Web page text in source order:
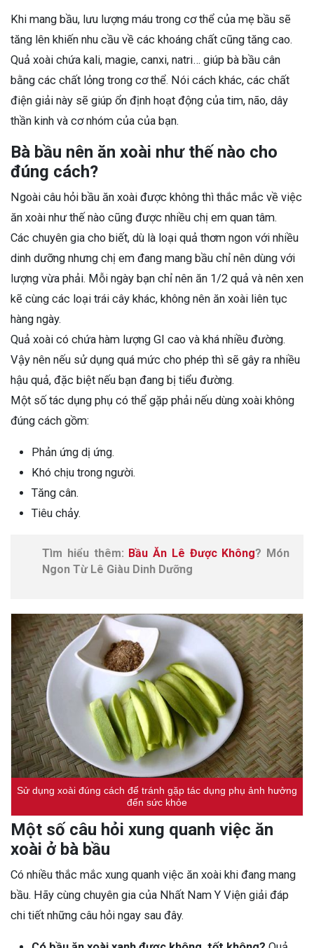
Khi mang bầu, lưu lượng máu trong cơ thể của mẹ bầu sẽ
tăng lên khiến nhu cầu về các khoáng chất cũng tăng cao.
Quả xoài chứa kali, magie, canxi, natri… giúp bà bầu cân
bằng các chất lỏng trong cơ thể. Nói cách khác, các chất
điện giải này sẽ giúp ổn định hoạt động của tim, não, dây
thần kinh và cơ nhóm của của bạn.
Bà bầu nên ăn xoài như thế nào cho
đúng cách?
Ngoài câu hỏi bầu ăn xoài được không thì thắc mắc về việc
ăn xoài như thế nào cũng được nhiều chị em quan tâm.
Các chuyên gia cho biết, dù là loại quả thơm ngon với nhiều
dinh dưỡng nhưng chị em đang mang bầu chỉ nên dùng với
lượng vừa phải. Mỗi ngày bạn chỉ nên ăn 1/2 quả và nên xen
kẽ cùng các loại trái cây khác, không nên ăn xoài liên tục
hàng ngày.
Quả xoài có chứa hàm lượng GI cao và khá nhiều đường.
Vậy nên nếu sử dụng quá mức cho phép thì sẽ gây ra nhiều
hậu quả, đặc biệt nếu bạn đang bị tiểu đường.
Một số tác dụng phụ có thể gặp phải nếu dùng xoài không
đúng cách gồm:
Phản ứng dị ứng.
Khó chịu trong người.
Tăng cân.
Tiêu chảy.
Tìm hiểu thêm: Bầu Ăn Lê Được Không? Món
Ngon Từ Lê Giàu Dinh Dưỡng
Sử dụng xoài đúng cách để tránh gặp tác dụng phụ ảnh hưởng
đến sức khỏe
Một số câu hỏi xung quanh việc ăn
xoài ở bà bầu
Có nhiều thắc mắc xung quanh việc ăn xoài khi đang mang
bầu. Hãy cùng chuyên gia của Nhất Nam Y Viện giải đáp
chi tiết những câu hỏi ngay sau đây.